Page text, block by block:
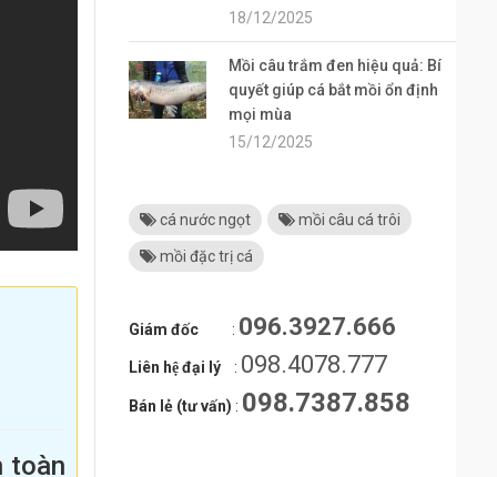
toàn
18/12/2025
Mồi câu trắm đen hiệu quả: Bí
quyết giúp cá bắt mồi ổn định
mọi mùa
15/12/2025
cá nước ngọt mồi câu cá trôi
mồi đặc trị cá
Giám đốc : 096.3927.666
Liên hệ đại lý : 098.4078.777
Bán lẻ (tư vấn) : 098.7387.858